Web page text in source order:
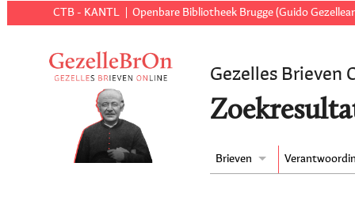
CTB - KANTL Openbare Bibliotheek Brugge (Guido
Gezelles Brieven
Brieven